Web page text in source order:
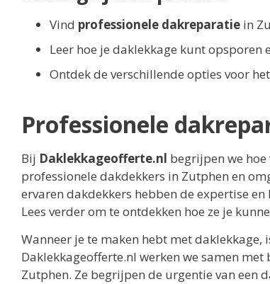
Vind professionele dakreparatie in
Leer hoe je daklekkage kunt opsporen
Ontdek de verschillende opties voor
Professionele
Bij Daklekkageofferte.nl begrijpen we
professionele dakdekkers in Zutphen en
ervaren dakdekkers hebben de expertise
Lees verder om te ontdekken hoe ze je
Wanneer je te maken hebt met daklekkage,
Daklekkageofferte.nl werken we samen
Zutphen. Ze begrijpen de urgentie van een